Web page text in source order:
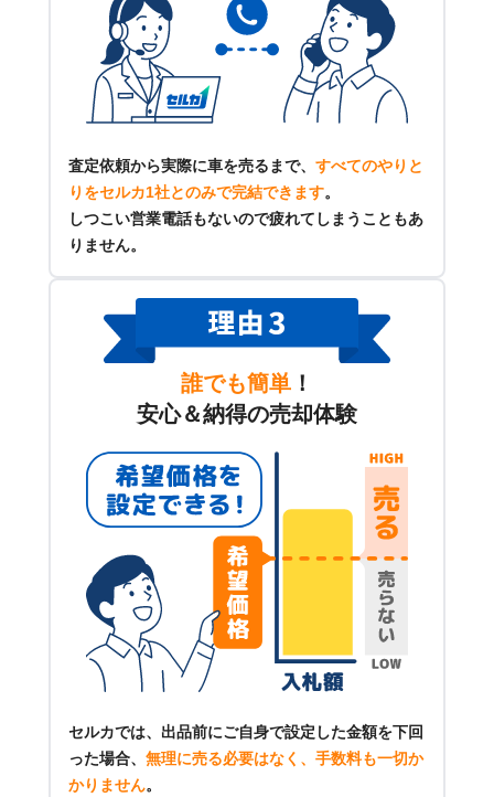
査定依頼から実際に車を売るまで、 すべてのやりと
りをセルカ1社とのみで完結できます。
しつこい営業電話もないので疲れてしまうこともあ
りません。
誰でも簡単 ！
安心＆納得の売却体験
セルカでは、出品前にご自身で設定した金額を下回
った場合、 無理に売る必要はなく、手数料も一切か
かりません。